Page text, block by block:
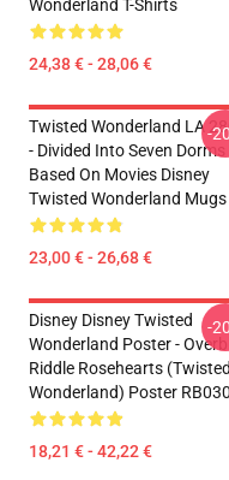
Wonderland T-Shirts
24,38 € - 28,06 €
Twisted Wonderland LA
- Divided Into Seven Dorms
Based On Movies Disney
Twisted Wonderland Mugs
23,00 € - 26,68 €
-
Disney Disney Twisted
Wonderland Poster -
Riddle Rosehearts (Twisted
Wonderland) Poster
18,21 € - 42,22 €
-